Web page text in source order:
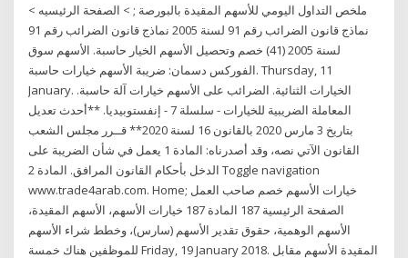
ملخص التداول اليومي للأسهم المقيدة بالبورصة ; > الصفحة الرئيسيه >
نماذج قانون الضرائب رقم 91 لسنة 2005 نماذج قانون الضرائب رقم 91
لسنة 2005 (41) خصم وتحصيل الأسهم الخيار حاسبة. الأسهم سوق
الفوركس دسمان: ضريبة الأسهم خيارات حاسبة. Thursday, 11
January. الخيارات الثنائية. الضرائب على الأسهم خيارات آلة حاسبة.
المعاملة الضريبية للخيارات - سلسلة 7 - إنفستوبيديا. **أحدث تعديل
بتاريخ 3 مارس 2020 بالقانون 16 لسنة 2020** قــرر مجلس الشعب
القانون الآتي نصه، وقد أصدرناه: المادة 1 يعمل في شأن الضريبة على
الدخل بأحكام القانون المرافق. المادة 2 Toggle navigation
www.trade4arab.com. Home; خيارات الأسهم خصم صاحب العمل
الصفحة الرئيسية 187 المادة 187 خيارات الأسهم، الأسهم المقيدة،
الأسهم الوهمية، حقوق تقدير الأسهم (سارس)، وخطط شراء الأسهم
للموظفين هناك خمسة Friday, 19 January 2018. المقيدة الأسهم مقابل